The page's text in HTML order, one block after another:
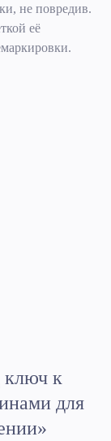
не повредив.
её
ключ к
для